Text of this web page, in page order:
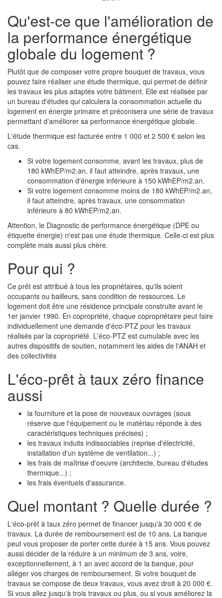
Qu'est-ce que l'amélioration de
la performance énergétique
globale du logement ?
Plutôt que de composer votre propre bouquet de travaux, vous
pouvez faire réaliser une étude thermique, qui permet de définir
les travaux les plus adaptés votre bâtiment. Elle est réalisée par
un bureau d'études qui calculera la consommation actuelle du
logement en énergie primaire et préconisera une série de travaux
permettant d'améliorer sa performance énergétique globale.
L'étude thermique est facturée entre 1 000 et 2 500 € selon les
cas.
Si votre logement consomme, avant les travaux, plus de
180 kWhEP/m2.an, il faut atteindre, après travaux, une
consommation d'énergie inférieure à 150 kWhEP/m2.an.
Si votre logement consomme moins de 180 kWhEP/m2.an,
il faut atteindre, après travaux, une consommation
inférieure à 80 kWhEP/m2.an.
Attention, le Diagnostic de performance énergétique (DPE ou
étiquette énergie) n'est pas une étude thermique. Celle-ci est plus
complète mais aussi plus chère.
Pour qui ?
Ce prêt est attribué à tous les propriétaires, qu'ils soient
occupants ou bailleurs, sans condition de ressources. Le
logement doit être une résidence principale construite avant le
1er janvier 1990. En copropriété, chaque copropriétaire peut faire
individuellement une demande d'éco-PTZ pour les travaux
réalisés par la copropriété. L'éco-PTZ est cumulable avec les
autres dispositifs de soutien, notamment les aides de l'ANAH et
des collectivités
L'éco-prêt à taux zéro finance
aussi
la fourniture et la pose de nouveaux ouvrages (sous
réserve que l'équipement ou le matériau réponde à des
caractéristiques techniques précises) ;
les travaux induits indissociables (reprise d'électricité,
installation d'un système de ventilation...) ;
les frais de maîtrise d'oeuvre (architecte, bureau d'études
thermique...) ;
les frais éventuels d'assurance.
Quel montant ? Quelle durée ?
L'éco-prêt à taux zéro permet de financer jusqu'à 30 000 € de
travaux. La durée de remboursement est de 10 ans. La banque
peut vous proposer de porter cette durée à 15 ans. Vous pouvez
aussi décider de la réduire à un minimum de 3 ans, voire,
exceptionnellement, à 1 an avec accord de la banque, pour
alléger vos charges de remboursement. Si votre bouquet de
travaux se compose de deux travaux, vous avez droit à 20 000 €.
Si vous allez jusqu'à trois travaux ou plus, ou si vous améliorez la